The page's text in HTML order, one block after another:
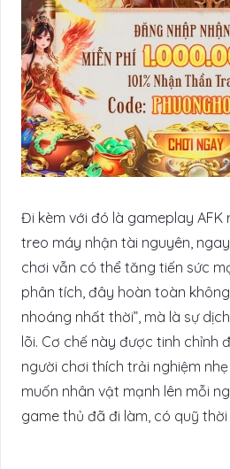
Đi kèm với đó là gameplay AFK
treo máy nhận tài nguyên,
chơi vẫn có thể tăng tiến sức
phân tích, đây hoàn toàn
nhoáng nhất thời”, mà là sự
lõi. Cơ chế này được tinh chỉnh
người chơi thích trải nghiệm
muốn nhân vật mạnh lên mỗi
game thủ đã đi làm, có quỹ thời